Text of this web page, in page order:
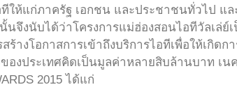
ให้แก่ภาครัฐ เอกชน และประชาชนทั่วไป แ
นจึงนับได้ว่าโครงการแม่ฮ่องสอนไอทีวัลเล่
ร้างโอกาสการเข้าถึงบริการไอทีเพื่อให้เกิด
องประเทศคิดเป็นมูลค่าหลายสิบล้านบาท เน
2015 ได้แก่